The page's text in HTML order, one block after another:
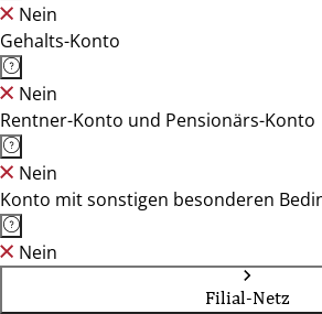
Nein
Gehalts-Konto
Nein
Rentner-Konto und Pensionärs-Konto
Nein
Konto mit sonstigen besonderen
Nein
Filial-Netz